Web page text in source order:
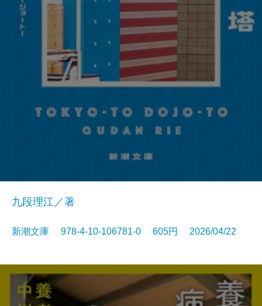
九段理江／著
新潮文庫 978-4-10-106781-0 605円 2026/04/22